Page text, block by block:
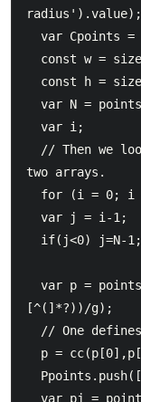
two arrays.
[^(]*?))/g);